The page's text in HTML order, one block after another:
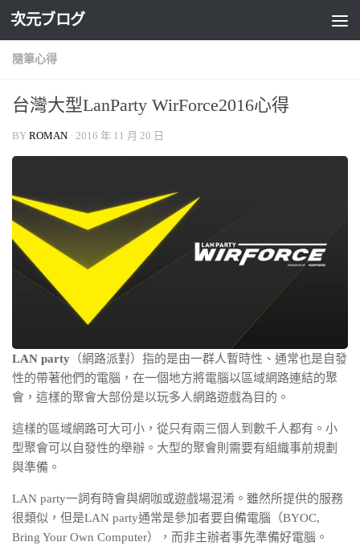
Skip to content
次元ブログ
隨筆心得
台灣大型LanParty WirForce2016心得
BY ROMAN · 2016 年 11 月 20 日
LAN party （網路派對）指的是由一群人暫時性、通常也是自發
性的帶著他們的電腦，在一個地方將電腦以區域網路連結的聚
會，這樣的聚會大部份是以玩多人網路遊戲為目的。
這樣的區域網路可大可小，從只有兩三個人到數千人都有。小
型聚會可以自發性的舉辦。大型的聚會則需要有組織事前規劃
與準備。
LAN party一詞有時會與網咖或遊戲場混淆。雖然所提供的服務
很類似，但是LAN party通常是參加者要自備電腦（BYOC,
Bring Your Own Computer），而非主辦者事先準備好電腦。